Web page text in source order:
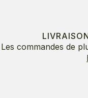
Les commandes de